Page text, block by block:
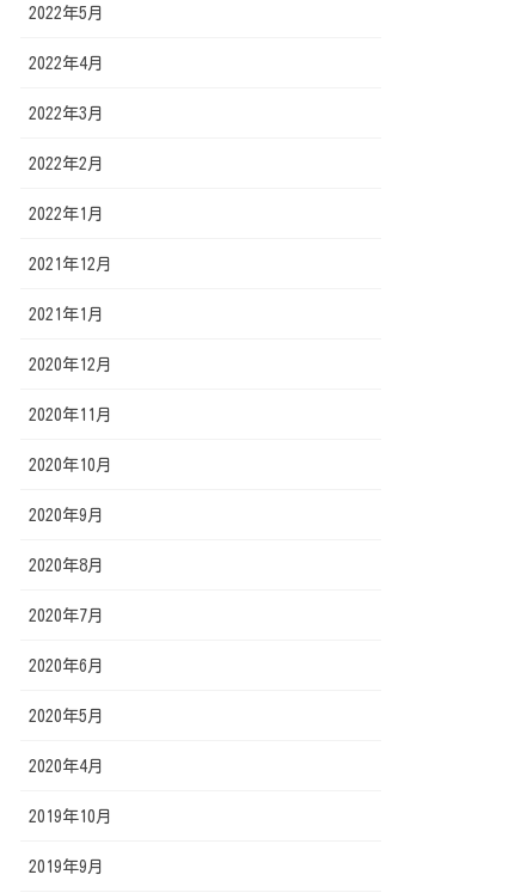
2022年5月
2022年4月
2022年3月
2022年2月
2022年1月
2021年12月
2021年1月
2020年12月
2020年11月
2020年10月
2020年9月
2020年8月
2020年7月
2020年6月
2020年5月
2020年4月
2019年10月
2019年9月